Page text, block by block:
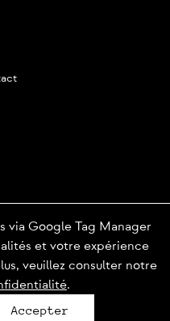
via Google Tag Manager
et votre expérience
veuillez consulter notre
.
Accepter